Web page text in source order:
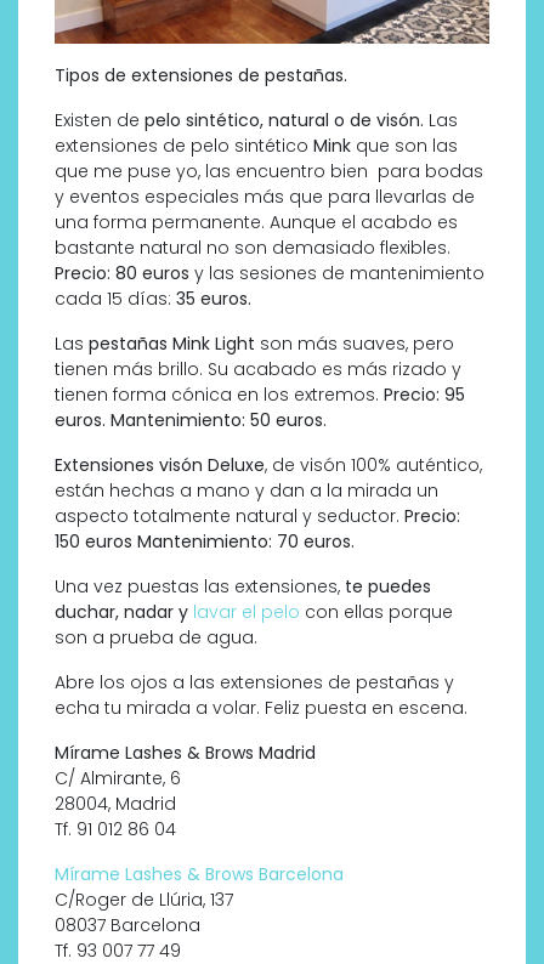
Tipos de extensiones de pestañas.
Existen de pelo sintético, natural o de visón. Las
extensiones de pelo sintético Mink que son las
que me puse yo, las encuentro bien para bodas
y eventos especiales más que para llevarlas de
una forma permanente. Aunque el acabdo es
bastante natural no son demasiado flexibles.
Precio: 80 euros y las sesiones de mantenimiento
cada 15 días: 35 euros.
Las pestañas Mink Light son más suaves, pero
tienen más brillo. Su acabado es más rizado y
tienen forma cónica en los extremos. Precio: 95
euros. Mantenimiento: 50 euros.
Extensiones visón Deluxe, de visón 100% auténtico,
están hechas a mano y dan a la mirada un
aspecto totalmente natural y seductor. Precio:
150 euros Mantenimiento: 70 euros.
Una vez puestas las extensiones, te puedes
duchar, nadar y lavar el pelo con ellas porque
son a prueba de agua.
Abre los ojos a las extensiones de pestañas y
echa tu mirada a volar. Feliz puesta en escena.
Mírame Lashes & Brows Madrid
C/ Almirante, 6
28004, Madrid
Tf. 91 012 86 04
Mírame Lashes & Brows Barcelona
C/Roger de Llúria, 137
08037 Barcelona
Tf. 93 007 77 49